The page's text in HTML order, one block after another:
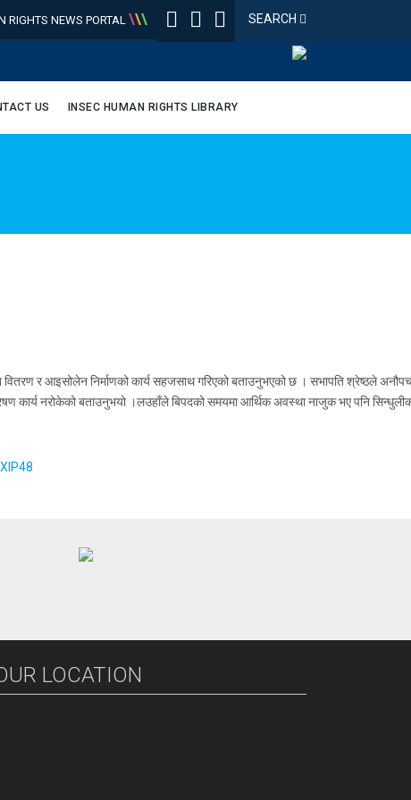
SEARCH
RIGHTS NEWS PORTAL\\\
US INSEC HUMAN RIGHTS LIBRARY
र आइसोलेन निर्माणको कार्य सहजसाथ गरिएको बताउनुभएको छ । सभापति श्रेष्ठले
नरोकेको बताउनुभयो ।लउहाँले बिपदको समयमा आर्थिक अवस्था नाजुक भए पनि
LOCATION